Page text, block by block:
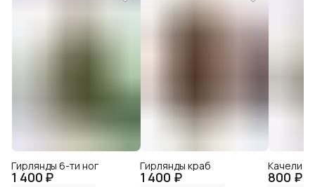
1 400 ₽
Гирлянды 6-ти ног
1 400 ₽
Гирлянды краб
800 ₽
Качели